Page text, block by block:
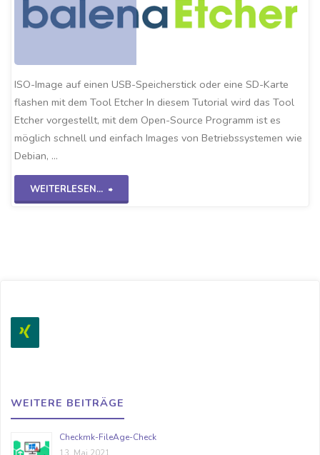
ISO-Image auf einen USB-Speicherstick oder eine SD-Karte
flashen mit dem Tool Etcher In diesem Tutorial wird das Tool
Etcher vorgestellt, mit dem Open-Source Programm ist es
möglich schnell und einfach Images von Betriebssystemen wie
Debian, …
WEITERLESEN...
"ISO-
WEITERE BEITRÄGE
Checkmk-FileAge-Check